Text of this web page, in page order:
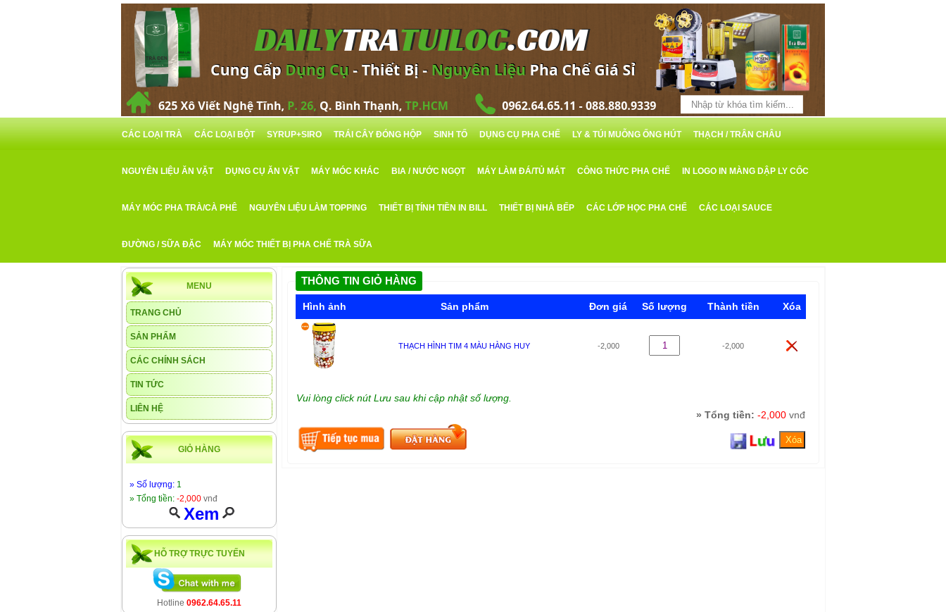
CÁC LOẠI TRÀ CÁC LOẠI BỘT SYRUP+SIRO TRÁI CÂY ĐÓNG HỘP SINH TỐ DỤNG CỤ PHA CHẾ LY & TÚI MUỖNG ỐNG HÚT THẠCH / TRÂN CHÂU
NGUYÊN LIỆU ĂN VẶT DỤNG CỤ ĂN VẶT MÁY MÓC KHÁC BIA / NƯỚC NGỌT MÁY LÀM ĐÁ/TỦ MÁT CÔNG THỨC PHA CHẾ IN LOGO IN MÀNG DẬP LY CỐC
MÁY MÓC PHA TRÀ/CÀ PHÊ NGUYÊN LIỆU LÀM TOPPING THIẾT BỊ TÍNH TIỀN IN BILL THIẾT BỊ NHÀ BẾP CÁC LỚP HỌC PHA CHẾ CÁC LOẠI SAUCE
ĐƯỜNG / SỮA ĐẶC MÁY MÓC THIẾT BỊ PHA CHẾ TRÀ SỮA
THÔNG TIN GIỎ HÀNG
Hình ảnh Sản phẩm Đơn giá Số lượng Thành tiền Xóa
THẠCH HÌNH TIM 4 MÀU HÀNG HUY -2,000 -2,000
Vui lòng click nút Lưu sau khi cập nhật số lượng.
» Tổng tiền: -2,000vnđ
MENU
TRANG CHỦ
SẢN PHẨM
CÁC CHÍNH SÁCH
TIN TỨC
LIÊN HỆ
GIỎ HÀNG
» Số lượng: 1
» Tổng tiền: -2,000 vnđ
Xem
HỖ TRỢ TRỰC TUYẾN
Hotline 0962.64.65.11